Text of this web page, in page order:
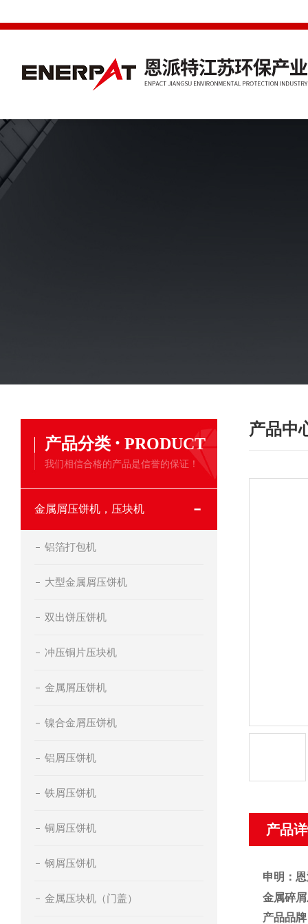
产品分类 · PRODUCT
我们相信合格的产品是信誉的保证！
金属屑压饼机，压块机
铝箔打包机
大型金属屑压饼机
双出饼压饼机
冲压铜片压块机
金属屑压饼机
镍合金屑压饼机
铝屑压饼机
铁屑压饼机
铜屑压饼机
钢屑压饼机
金属压块机（门盖）
产品中
产品
申明：
金属碎
产品品